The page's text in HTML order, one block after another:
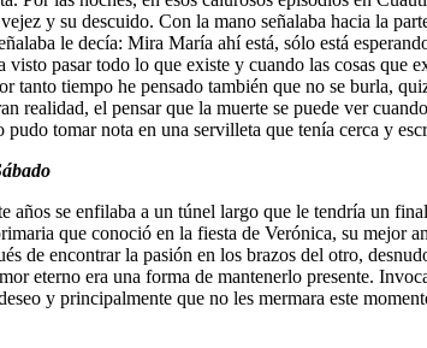
y su descuido. Con la mano señalaba hacia la
le decía: Mira María ahí está, sólo está
pasar todo lo que existe y cuando las cosas que
tiempo he pensado también que no se burla,
realidad, el pensar que la muerte se puede ver
tomar nota en una servilleta que tenía cerca y
se enfilaba a un túnel largo que le tendría un
que conoció en la fiesta de Verónica, su mejor
de encontrar la pasión en los brazos del otro,
eterno era una forma de mantenerlo presente.
y principalmente que no les mermara este